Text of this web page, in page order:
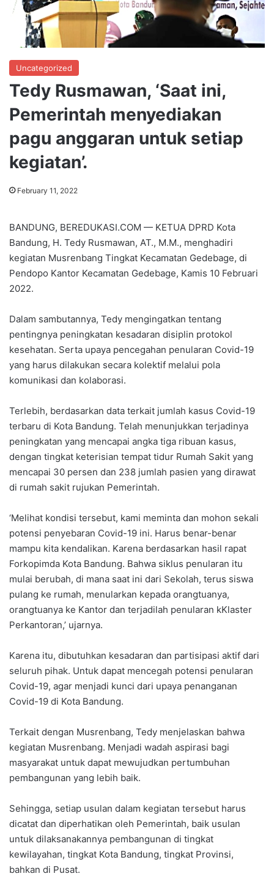
Uncategorized
Tedy Rusmawan, ‘Saat ini,
Pemerintah menyediakan
pagu anggaran untuk setiap
kegiatan’.
February 11, 2022
BANDUNG, BEREDUKASI.COM — KETUA DPRD Kota
Bandung, H. Tedy Rusmawan, AT., M.M., menghadiri
kegiatan Musrenbang Tingkat Kecamatan Gedebage, di
Pendopo Kantor Kecamatan Gedebage, Kamis 10 Februari
2022.
Dalam sambutannya, Tedy mengingatkan tentang
pentingnya peningkatan kesadaran disiplin protokol
kesehatan. Serta upaya pencegahan penularan Covid-19
yang harus dilakukan secara kolektif melalui pola
komunikasi dan kolaborasi.
Terlebih, berdasarkan data terkait jumlah kasus Covid-19
terbaru di Kota Bandung. Telah menunjukkan terjadinya
peningkatan yang mencapai angka tiga ribuan kasus,
dengan tingkat keterisian tempat tidur Rumah Sakit yang
mencapai 30 persen dan 238 jumlah pasien yang dirawat
di rumah sakit rujukan Pemerintah.
‘Melihat kondisi tersebut, kami meminta dan mohon sekali
potensi penyebaran Covid-19 ini. Harus benar-benar
mampu kita kendalikan. Karena berdasarkan hasil rapat
Forkopimda Kota Bandung. Bahwa siklus penularan itu
mulai berubah, di mana saat ini dari Sekolah, terus siswa
pulang ke rumah, menularkan kepada orangtuanya,
orangtuanya ke Kantor dan terjadilah penularan kKlaster
Perkantoran,’ ujarnya.
Karena itu, dibutuhkan kesadaran dan partisipasi aktif dari
seluruh pihak. Untuk dapat mencegah potensi penularan
Covid-19, agar menjadi kunci dari upaya penanganan
Covid-19 di Kota Bandung.
Terkait dengan Musrenbang, Tedy menjelaskan bahwa
kegiatan Musrenbang. Menjadi wadah aspirasi bagi
masyarakat untuk dapat mewujudkan pertumbuhan
pembangunan yang lebih baik.
Sehingga, setiap usulan dalam kegiatan tersebut harus
dicatat dan diperhatikan oleh Pemerintah, baik usulan
untuk dilaksanakannya pembangunan di tingkat
kewilayahan, tingkat Kota Bandung, tingkat Provinsi,
bahkan di Pusat.